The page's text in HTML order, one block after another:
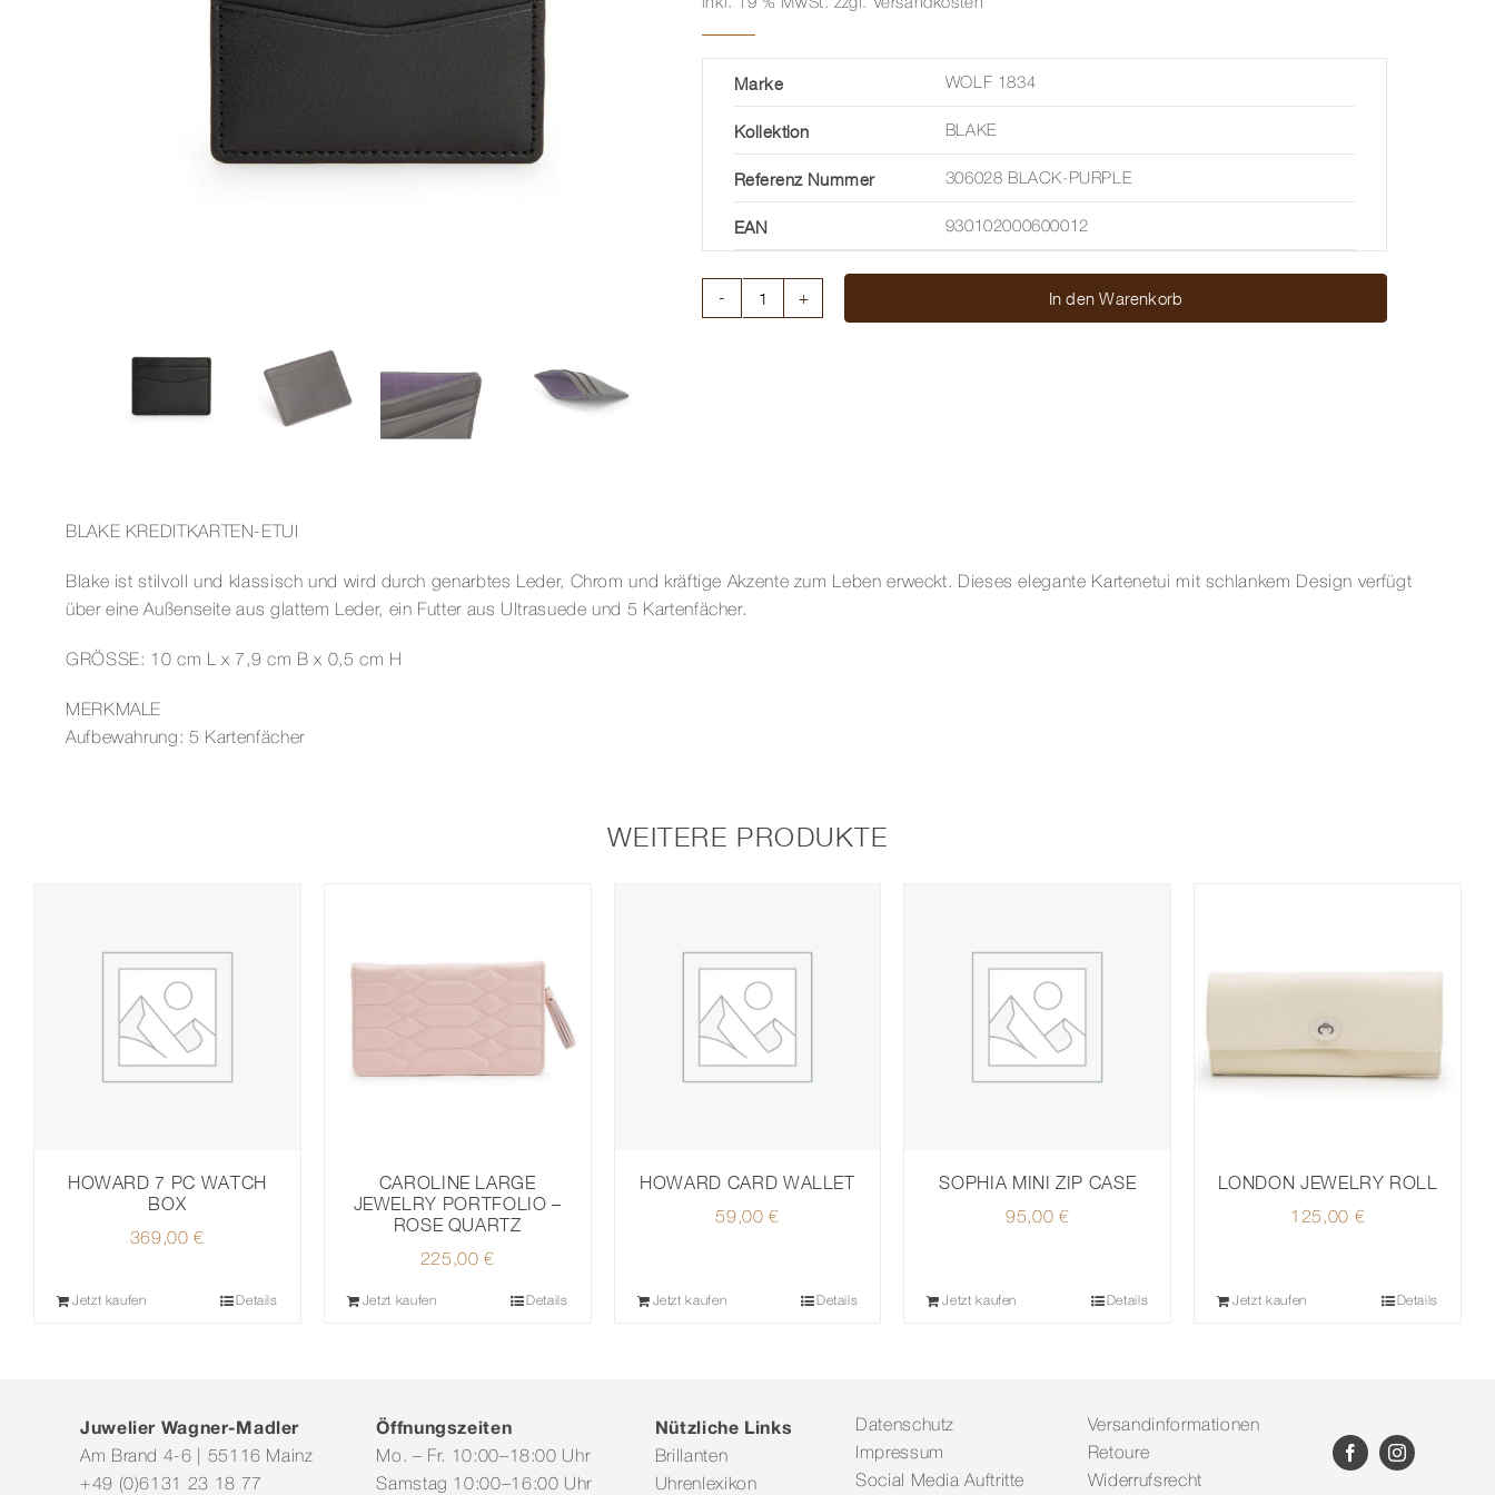
inkl. 19 % MwSt. zzgl. Versandkosten
Marke WOLF 1834
Kollektion BLAKE
Referenz Nummer 306028 BLACK-PURPLE
EAN 930102000600012
In den Warenkorb
BLAKE KREDITKARTEN-ETUI
Blake ist stilvoll und klassisch und wird durch genarbtes Leder, Chrom und kräftige Akzente zum Leben erweckt. Dieses elegante Kartenetui mit schlankem Design verfügt
über eine Außenseite aus glattem Leder, ein Futter aus Ultrasuede und 5 Kartenfächer.
GRÖSSE: 10 cm L x 7,9 cm B x 0,5 cm H
MERKMALE
Aufbewahrung: 5 Kartenfächer
WEITERE PRODUKTE
HOWARD 7 PC WATCH
BOX
369,00€
Jetzt kaufen Details
CAROLINE LARGE
JEWELRY PORTFOLIO –
ROSE QUARTZ
225,00€
Jetzt kaufen Details
HOWARD CARD WALLET
59,00€
Jetzt kaufen Details
SOPHIA MINI ZIP CASE
95,00 €
Jetzt kaufen Details
LONDON JEWELRY ROLL
125,00 €
Jetzt kaufen Details
Juwelier Wagner-Madler
Am Brand 4-6 | 55116 Mainz
+49 (0)6131 23 18 77
Öffnungszeiten
Mo. – Fr. 10:00–18:00 Uhr
Samstag 10:00–16:00 Uhr
Nützliche Links
Brillanten
Uhrenlexikon
Datenschutz
Impressum
Social Media Auftritte
Versandinformationen
Retoure
Widerrufsrecht